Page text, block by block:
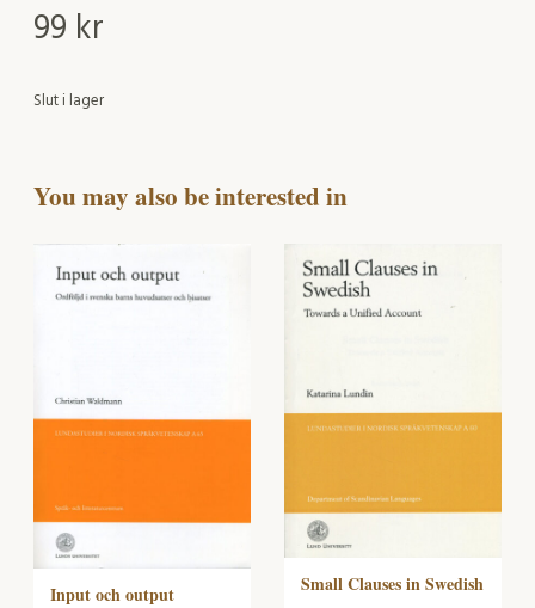
99 kr
Slut i lager
You may also be interested in
Input och output Small Clauses in Swedish